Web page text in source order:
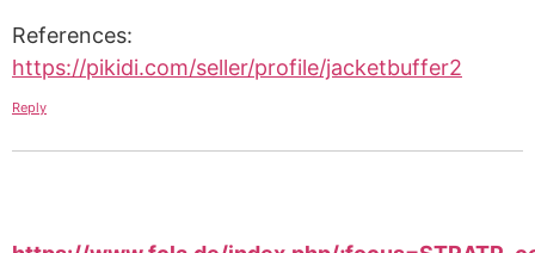
References:
https://pikidi.com/seller/profile/jacketbuffer2
Reply